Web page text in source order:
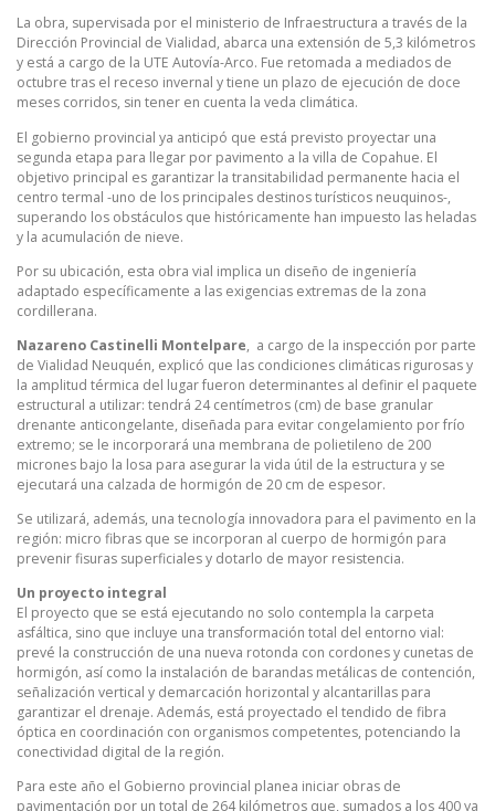
La obra, supervisada por el ministerio de Infraestructura a través de la
Dirección Provincial de Vialidad, abarca una extensión de 5,3 kilómetros
y está a cargo de la UTE Autovía-Arco. Fue retomada a mediados de
octubre tras el receso invernal y tiene un plazo de ejecución de doce
meses corridos, sin tener en cuenta la veda climática.
El gobierno provincial ya anticipó que está previsto proyectar una
segunda etapa para llegar por pavimento a la villa de Copahue. El
objetivo principal es garantizar la transitabilidad permanente hacia el
centro termal -uno de los principales destinos turísticos neuquinos-,
superando los obstáculos que históricamente han impuesto las heladas
y la acumulación de nieve.
Por su ubicación, esta obra vial implica un diseño de ingeniería
adaptado específicamente a las exigencias extremas de la zona
cordillerana.
Nazareno Castinelli Montelpare, a cargo de la inspección por parte
de Vialidad Neuquén, explicó que las condiciones climáticas rigurosas y
la amplitud térmica del lugar fueron determinantes al definir el paquete
estructural a utilizar: tendrá 24 centímetros (cm) de base granular
drenante anticongelante, diseñada para evitar congelamiento por frío
extremo; se le incorporará una membrana de polietileno de 200
micrones bajo la losa para asegurar la vida útil de la estructura y se
ejecutará una calzada de hormigón de 20 cm de espesor.
Se utilizará, además, una tecnología innovadora para el pavimento en la
región: micro fibras que se incorporan al cuerpo de hormigón para
prevenir fisuras superficiales y dotarlo de mayor resistencia.
Un proyecto integral
El proyecto que se está ejecutando no solo contempla la carpeta
asfáltica, sino que incluye una transformación total del entorno vial:
prevé la construcción de una nueva rotonda con cordones y cunetas de
hormigón, así como la instalación de barandas metálicas de contención,
señalización vertical y demarcación horizontal y alcantarillas para
garantizar el drenaje. Además, está proyectado el tendido de fibra
óptica en coordinación con organismos competentes, potenciando la
conectividad digital de la región.
Para este año el Gobierno provincial planea iniciar obras de
pavimentación por un total de 264 kilómetros que, sumados a los 400 ya